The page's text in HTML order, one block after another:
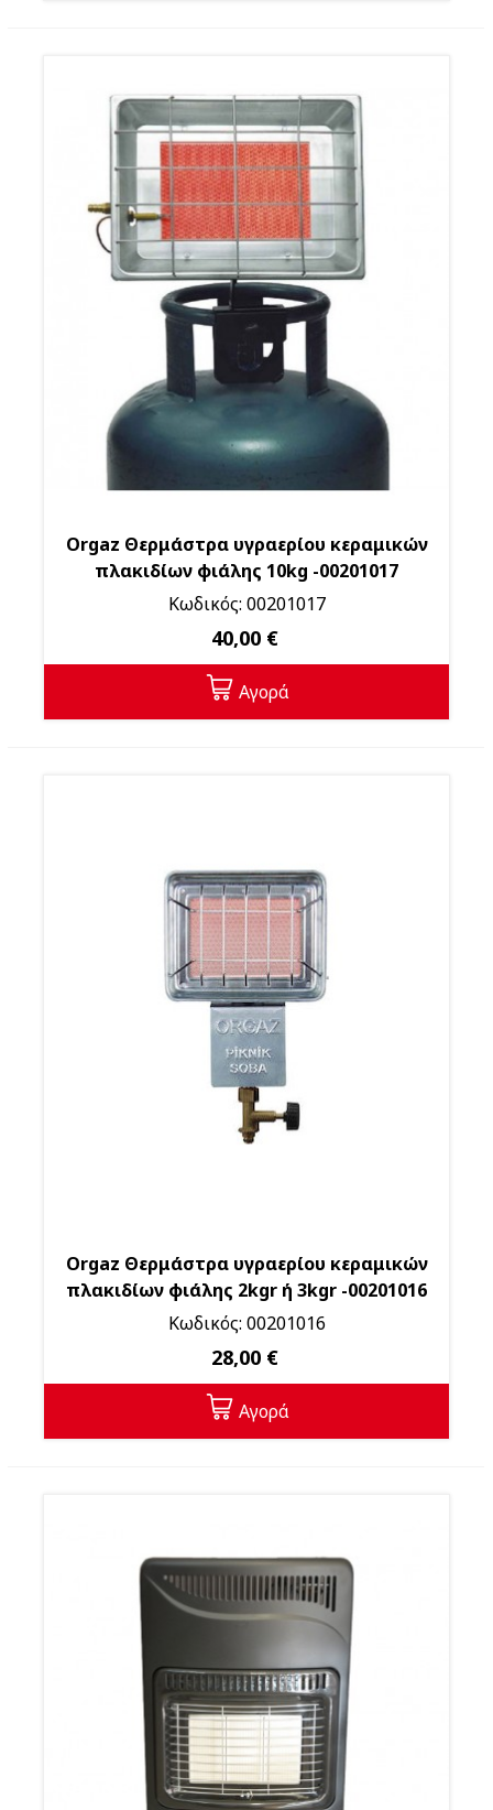
Orgaz Θερμάστρα υγραερίου κεραμικών
πλακιδίων φιάλης 10kg -00201017
Κωδικός: 00201017
40,00 €
Αγορά
Orgaz Θερμάστρα υγραερίου κεραμικών
πλακιδίων φιάλης 2kgr ή 3kgr -00201016
Κωδικός: 00201016
28,00 €
Αγορά